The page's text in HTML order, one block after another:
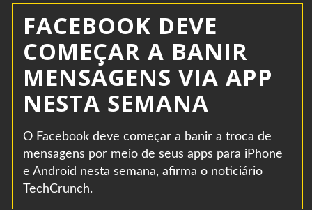
FACEBOOK DEVE
COMEÇAR A BANIR
MENSAGENS VIA APP
NESTA SEMANA
O Facebook deve começar a banir a troca de
mensagens por meio de seus apps para iPhone
e Android nesta semana, afirma o noticiário
TechCrunch.